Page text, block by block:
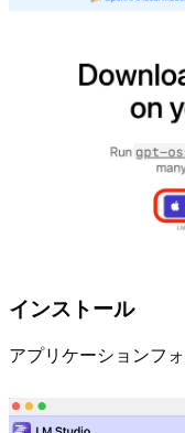
インストール
アプリケーションフ